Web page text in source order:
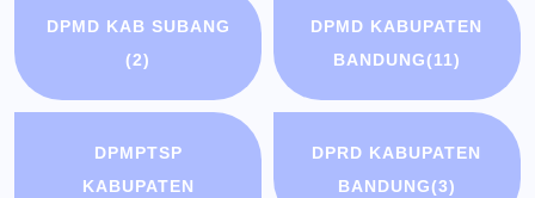
DPMD KAB SUBANG
(2)
DPMD KABUPATEN
BANDUNG(11)
DPMPTSP
KABUPATEN
DPRD KABUPATEN
BANDUNG(3)